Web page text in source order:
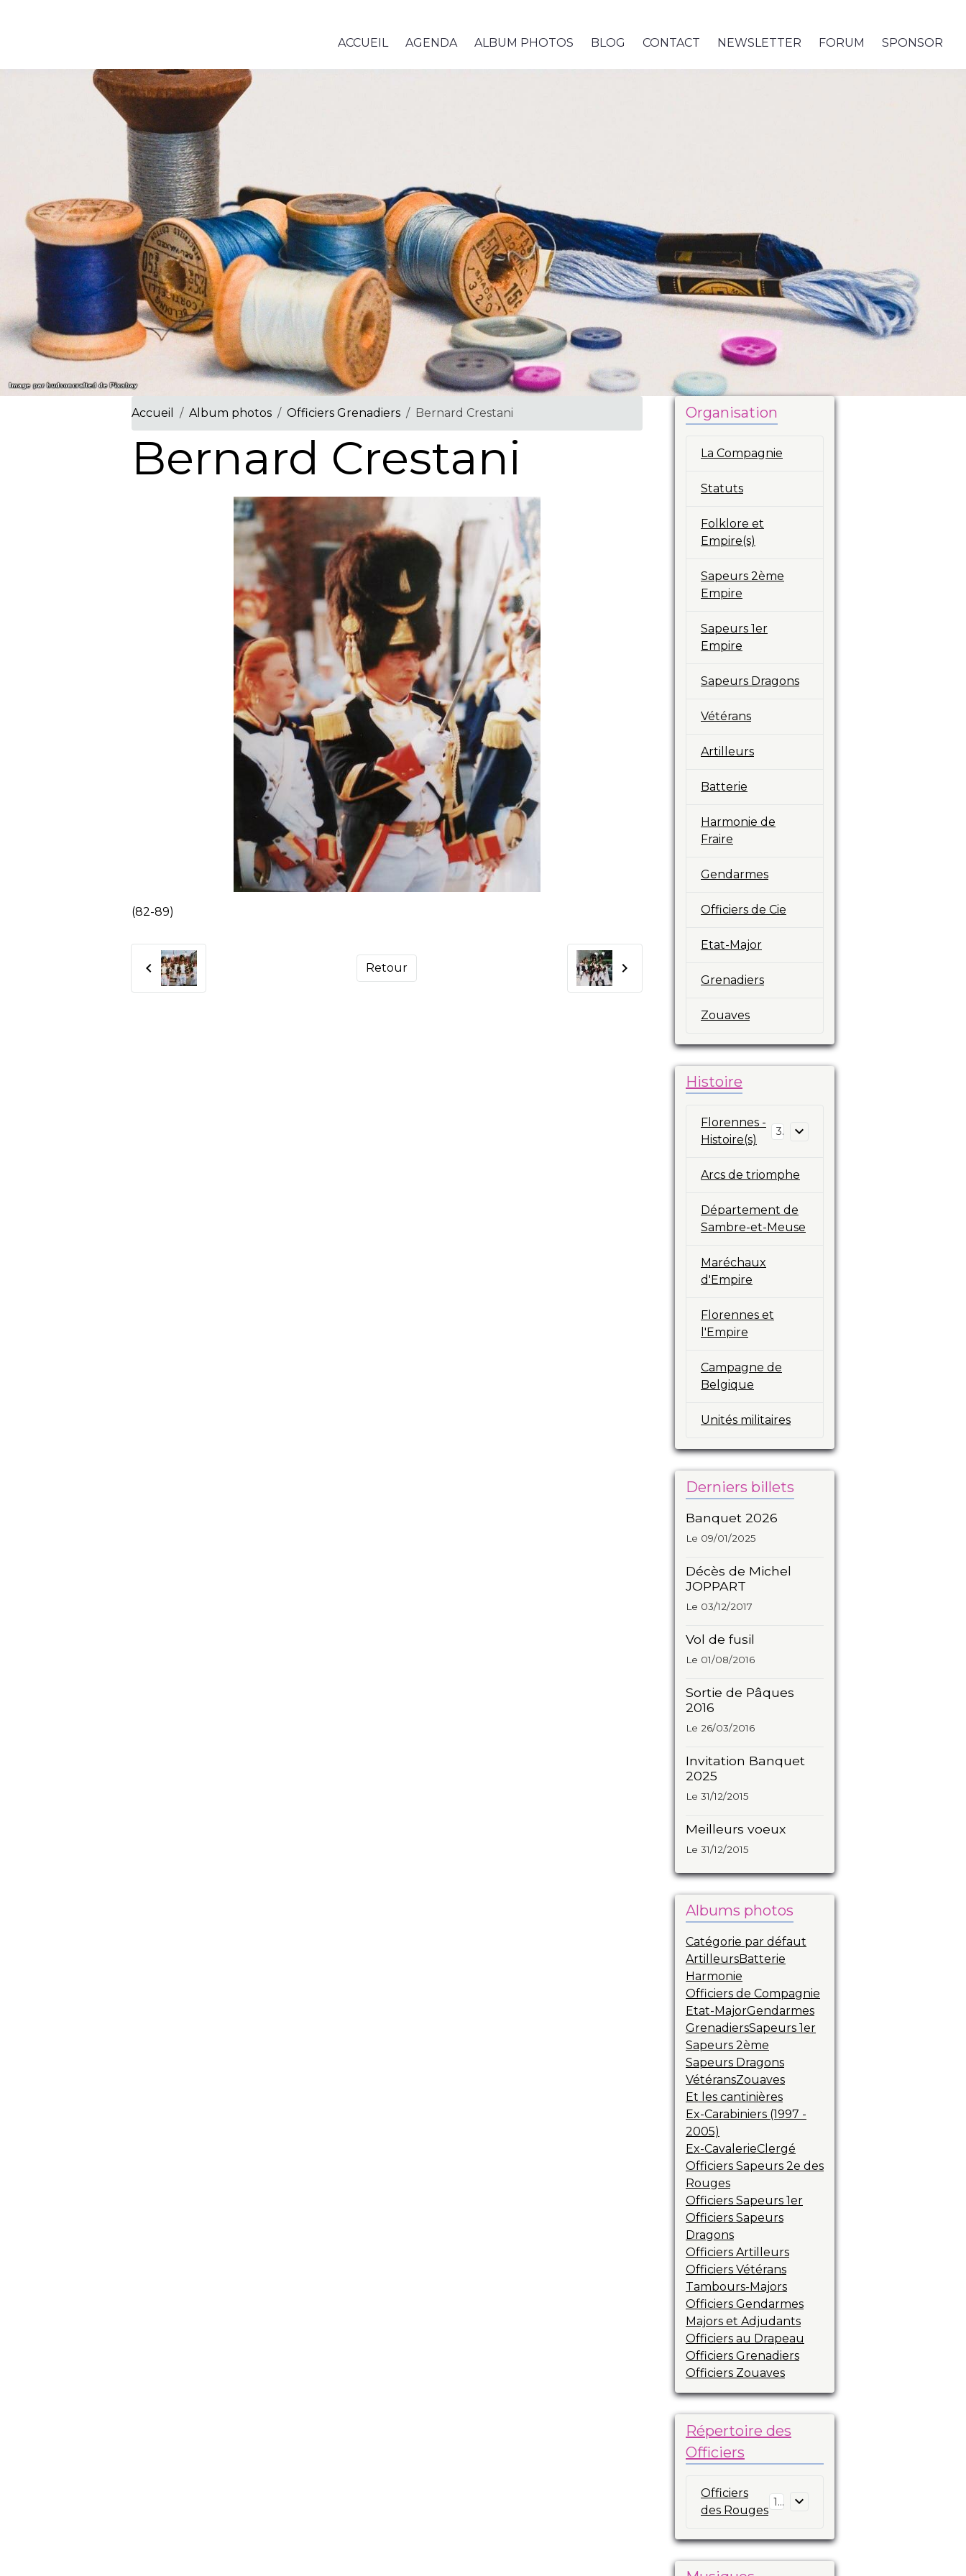
ACCUEIL AGENDA ALBUM PHOTOS BLOG CONTACT NEWSLETTER FORUM SPONSOR
Accueil Album photos Officiers Grenadiers Bernard Crestani
Bernard Crestani
(82-89)
Retour
Organisation
La Compagnie
Statuts
Folklore et
Empire(s)
Sapeurs 2ème
Empire
Sapeurs 1er
Empire
Sapeurs Dragons
Vétérans
Artilleurs
Batterie
Harmonie de
Fraire
Gendarmes
Officiers de Cie
Etat-Major
Grenadiers
Zouaves
Histoire
Florennes -
Histoire(s)
3
Arcs de triomphe
Département de
Sambre-et-Meuse
Maréchaux
d'Empire
Florennes et
l'Empire
Campagne de
Belgique
Unités militaires
Derniers billets
Banquet 2026
Le 09/01/2025
Décès de Michel
JOPPART
Le 03/12/2017
Vol de fusil
Le 01/08/2016
Sortie de Pâques
2016
Le 26/03/2016
Invitation Banquet
2025
Le 31/12/2015
Meilleurs voeux
Le 31/12/2015
Albums photos
Catégorie par défaut
ArtilleursBatterie
Harmonie
Officiers de Compagnie
Etat-MajorGendarmes
GrenadiersSapeurs 1er
Sapeurs 2ème
Sapeurs Dragons
VétéransZouaves
Et les cantinières
Ex-Carabiniers (1997 -
2005)
Ex-CavalerieClergé
Officiers Sapeurs 2e des
Rouges
Officiers Sapeurs 1er
Officiers Sapeurs
Dragons
Officiers Artilleurs
Officiers Vétérans
Tambours-Majors
Officiers Gendarmes
Majors et Adjudants
Officiers au Drapeau
Officiers Grenadiers
Officiers Zouaves
Répertoire des
Officiers
Officiers
des Rouges
16